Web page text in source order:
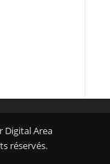
Digital Area
réservés.